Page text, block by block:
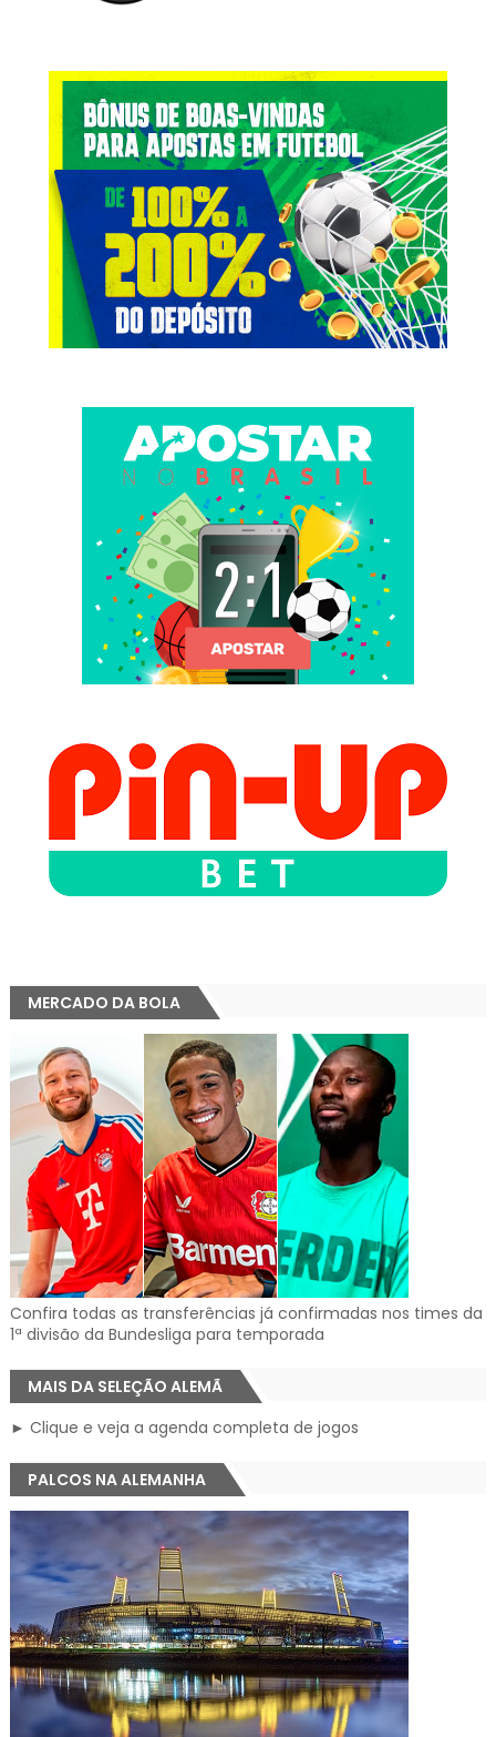
MERCADO DA BOLA
Confira todas as transferências já confirmadas nos times da
1ª divisão da Bundesliga para temporada
MAIS DA SELEÇÃO ALEMÃ
► Clique e veja a agenda completa de jogos
PALCOS NA ALEMANHA